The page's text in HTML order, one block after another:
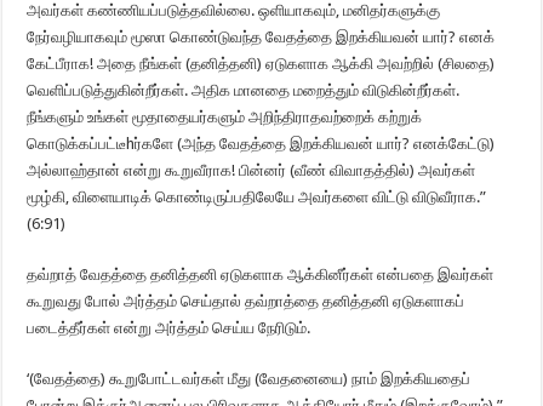
அவர்கள் கண்ணியப்படுத்தவில்லை. ஒளியாகவும், மனிதர்களுக்கு
நேர்வழியாகவும் மூஸா கொண்டுவந்த வேதத்தை இறக்கியவன் யார்? எனக்
கேட்பீராக! அதை நீங்கள் (தனித்தனி) ஏடுகளாக ஆக்கி அவற்றில் (சிலதை)
வெளிப்படுத்துகின்றீர்கள். அதிக மானதை மறைத்தும் விடுகின்றீர்கள்.
நீங்களும் உங்கள் மூதாதையர்களும் அறிந்திராதவற்றைக் கற்றுக்
கொடுக்கப்பட்டீhர்களே (அந்த வேதத்தை இறக்கியவன் யார்? எனக்கேட்டு)
அல்லாஹ்தான் என்று கூறுவீராக! பின்னர் (வீண் விவாதத்தில்) அவர்கள்
மூழ்கி, விளையாடிக் கொண்டிருப்பதிலேயே அவர்களை விட்டு விடுவீராக.”
(6:91)
தவ்றாத் வேதத்தை தனித்தனி ஏடுகளாக ஆக்கினீர்கள் என்பதை இவர்கள்
கூறுவது போல் அர்த்தம் செய்தால் தவ்றாத்தை தனித்தனி ஏடுகளாகப்
படைத்தீர்கள் என்று அர்த்தம் செய்ய நேரிடும்.
‘(வேதத்தை) கூறுபோட்டவர்கள் மீது (வேதனையை) நாம் இறக்கியதைப்